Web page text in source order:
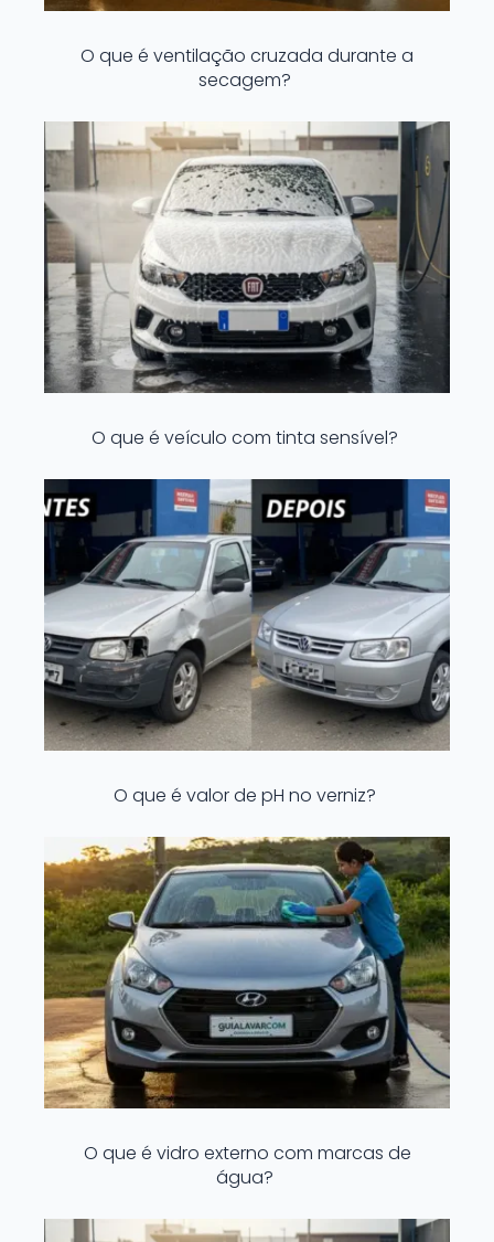
O que é ventilação cruzada durante a
secagem?
O que é veículo com tinta sensível?
O que é valor de pH no verniz?
O que é vidro externo com marcas de
água?